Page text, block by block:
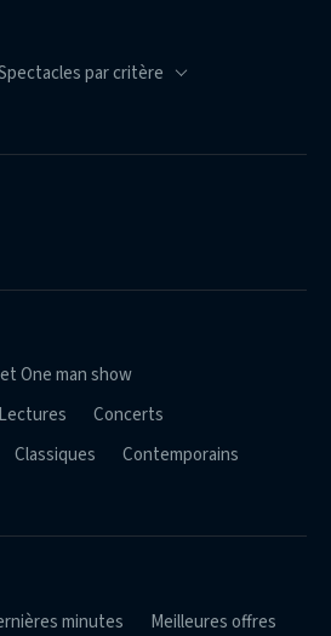
One man show
Lectures
Concerts
Classiques
Contemporains
minutes
Meilleures offres